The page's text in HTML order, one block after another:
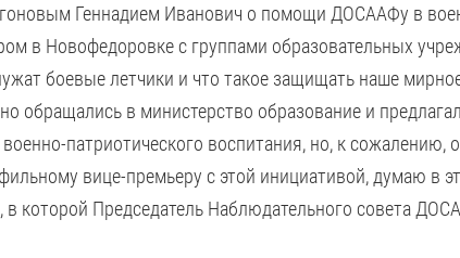
Геннадием Иванович о помощи ДОСААФу в
в Новофедоровке с группами образовательных
боевые летчики и что такое защищать наше
обращались в министерство образование и
патриотического воспитания, но, к
вице-премьеру с этой инициативой, думаю в
которой Председатель Наблюдательного совета